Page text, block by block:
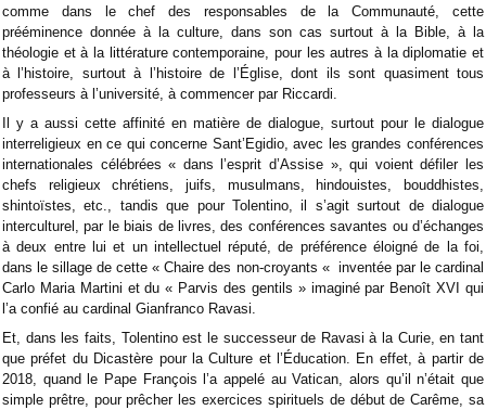
comme dans le chef des responsables de la Communauté, cette
prééminence donnée à la culture, dans son cas surtout à la Bible, à la
théologie et à la littérature contemporaine, pour les autres à la diplomatie et
à l’histoire, surtout à l’histoire de l’Église, dont ils sont quasiment tous
professeurs à l’université, à commencer par Riccardi.
Il y a aussi cette affinité en matière de dialogue, surtout pour le dialogue
interreligieux en ce qui concerne Sant’Egidio, avec les grandes conférences
internationales célébrées « dans l’esprit d’Assise », qui voient défiler les
chefs religieux chrétiens, juifs, musulmans, hindouistes, bouddhistes,
shintoïstes, etc., tandis que pour Tolentino, il s’agit surtout de dialogue
interculturel, par le biais de livres, des conférences savantes ou d’échanges
à deux entre lui et un intellectuel réputé, de préférence éloigné de la foi,
dans le sillage de cette « Chaire des non-croyants « inventée par le cardinal
Carlo Maria Martini et du « Parvis des gentils » imaginé par Benoît XVI qui
l’a confié au cardinal Gianfranco Ravasi.
Et, dans les faits, Tolentino est le successeur de Ravasi à la Curie, en tant
que préfet du Dicastère pour la Culture et l’Éducation. En effet, à partir de
2018, quand le Pape François l’a appelé au Vatican, alors qu’il n’était que
simple prêtre, pour prêcher les exercices spirituels de début de Carême, sa